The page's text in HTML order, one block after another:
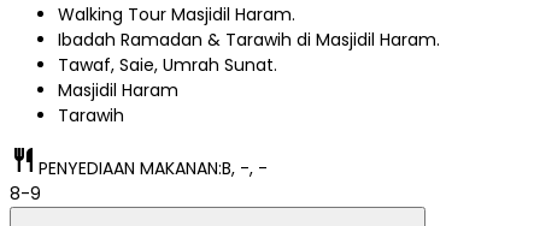
Walking Tour Masjidil Haram.
Ibadah Ramadan & Tarawih di Masjidil Haram.
Tawaf, Saie, Umrah Sunat.
Masjidil Haram
Tarawih
restaurant PENYEDIAAN MAKANAN:B, -, -
8-9